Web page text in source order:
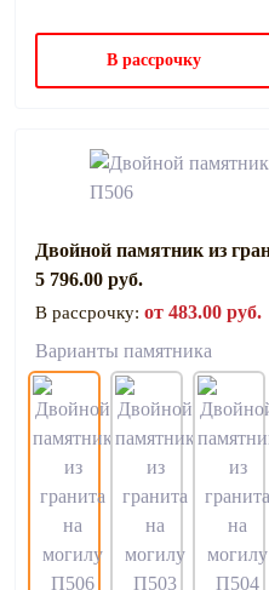
В рассрочку
Двойной памятник из
5 796.00 руб.
В рассрочку: от 483.00 руб.
Варианты памятника